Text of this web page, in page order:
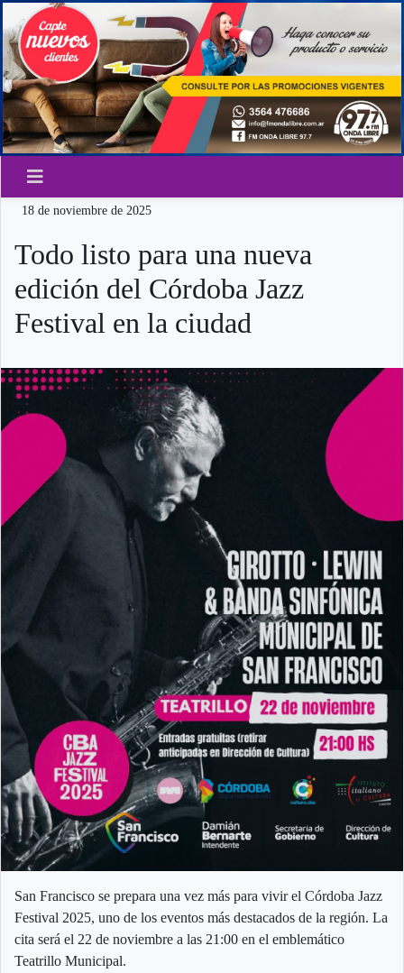
18 de noviembre de 2025
Todo listo para una nueva
edición del Córdoba Jazz
Festival en la ciudad
San Francisco se prepara una vez más para vivir el Córdoba Jazz
Festival 2025, uno de los eventos más destacados de la región. La
cita será el 22 de noviembre a las 21:00 en el emblemático
Teatrillo Municipal.